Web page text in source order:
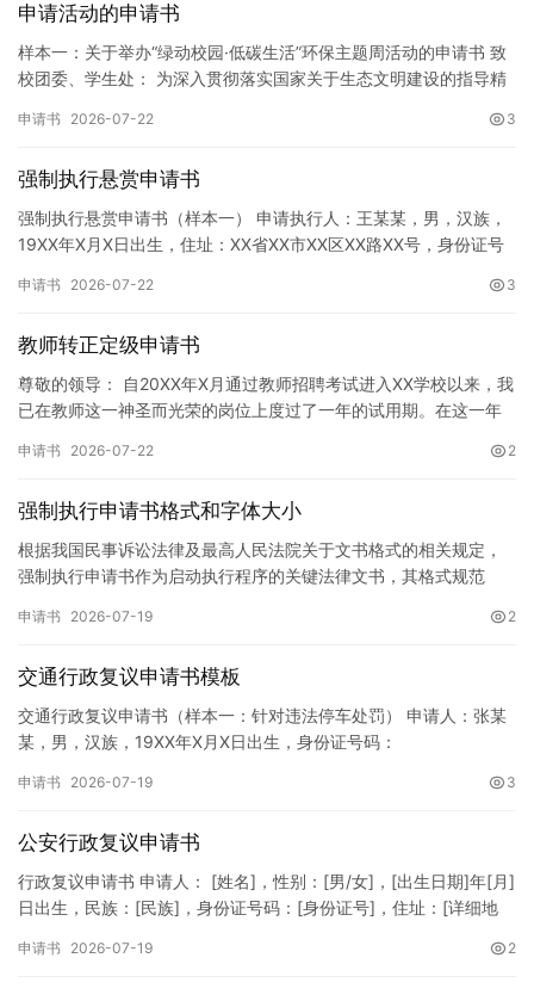
申请活动的申请书
样本一：关于举办“绿动校园·低碳生活”环保主题周活动的申请书 致
校团委、学生处： 为深入贯彻落实国家关于生态文明建设的指导精
申请书 2026-07-22 3
强制执行悬赏申请书
强制执行悬赏申请书（样本一） 申请执行人：王某某，男，汉族，
19XX年X月X日出生，住址：XX省XX市XX区XX路XX号，身份证号
申请书 2026-07-22 3
教师转正定级申请书
尊敬的领导： 自20XX年X月通过教师招聘考试进入XX学校以来，我
已在教师这一神圣而光荣的岗位上度过了一年的试用期。在这一年
申请书 2026-07-22 2
强制执行申请书格式和字体大小
根据我国民事诉讼法律及最高人民法院关于文书格式的相关规定，
强制执行申请书作为启动执行程序的关键法律文书，其格式规范
纸张与…
申请书 2026-07-19 2
交通行政复议申请书模板
交通行政复议申请书（样本一：针对违法停车处罚） 申请人：张某
某，男，汉族，19XX年X月X日出生，身份证号码：
申请书 2026-07-19 3
公安行政复议申请书
行政复议申请书 申请人： [姓名]，性别：[男/女]，[出生日期]年[月]
日出生，民族：[民族]，身份证号码：[身份证号]，住址：[详细地
申请书 2026-07-19 2